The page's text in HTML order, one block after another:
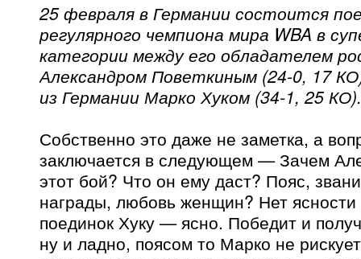
25 февраля в Германии состоится
регулярного чемпиона мира WBA в
категории между его обладателем
Александром Поветкиным (24-0, 17
из Германии Марко Хуком (34-1, 25 КО).
Собственно это даже не заметка, а
заключается в следующем — Зачем
этот бой? Что он ему даст? Пояс,
награды, любовь женщин? Нет ясности
поединок Хуку — ясно. Победит и
ну и ладно, поясом то Марко не